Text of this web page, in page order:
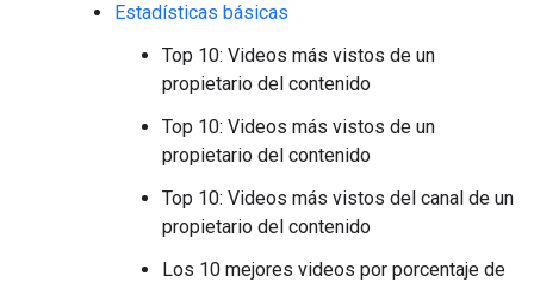
Estadísticas básicas
Top 10: Videos más vistos de un
propietario del contenido
Top 10: Videos más vistos de un
propietario del contenido
Top 10: Videos más vistos del canal de un
propietario del contenido
Los 10 mejores videos por porcentaje de